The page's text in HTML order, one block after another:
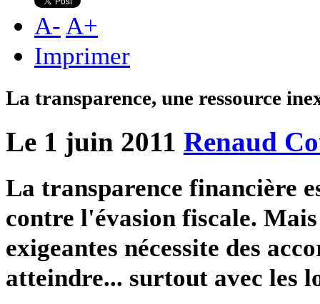
A- A+
Imprimer
La transparence, une ressource
Le 1 juin 2011 Renaud
La transparence financière
contre l'évasion fiscale.
exigeantes nécessite des
atteindre... surtout avec les